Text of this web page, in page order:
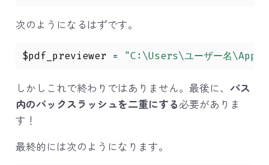
次のようになるはずです。
$pdf_previewer = "C:\Users\ユーザー名
しかしこれで終わりではありません。最後に、 パス
内のバックスラッシュを二重にする必要がありま
す！
最終的には次のようになります。